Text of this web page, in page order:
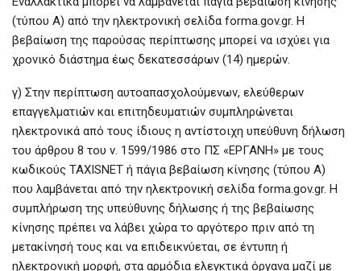
(τύπου Α) από την ηλεκτρονική σελίδα forma.gov.gr. Η
βεβαίωση της παρούσας περίπτωσης μπορεί να ισχύει για
χρονικό διάστημα έως δεκατεσσάρων (14) ημερών.
γ) Στην περίπτωση αυτοαπασχολούμενων, ελεύθερων
επαγγελματιών και επιτηδευματιών συμπληρώνεται
ηλεκτρονικά από τους ίδιους η αντίστοιχη υπεύθυνη δήλωση
του άρθρου 8 του ν. 1599/1986 στο ΠΣ «ΕΡΓΑΝΗ» με τους
κωδικούς TAXISNET ή πάγια βεβαίωση κίνησης (τύπου Α)
που λαμβάνεται από την ηλεκτρονική σελίδα forma.gov.gr. Η
συμπλήρωση της υπεύθυνης δήλωσης ή της βεβαίωσης
κίνησης πρέπει να λάβει χώρα το αργότερο πριν από τη
μετακίνησή τους και να επιδεικνύεται, σε έντυπη ή
ηλεκτρονική μορφή, στα αρμόδια ελεγκτικά όργανα μαζί με